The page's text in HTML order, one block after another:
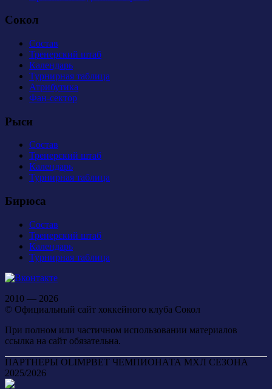
Сокол
Состав
Тренерский штаб
Календарь
Турнирная таблица
Атрибутика
Фан-сектор
Рыси
Состав
Тренерский штаб
Календарь
Турнирная таблица
Бирюса
Состав
Тренерский штаб
Календарь
Турнирная таблица
2010 — 2026
© Официальный сайт хоккейного клуба Сокол
При полном или частичном использовании материалов
ссылка на сайт обязательна.
ПАРТНЕРЫ OLIMPBET ЧЕМПИОНАТА МХЛ СЕЗОНА
2025/2026